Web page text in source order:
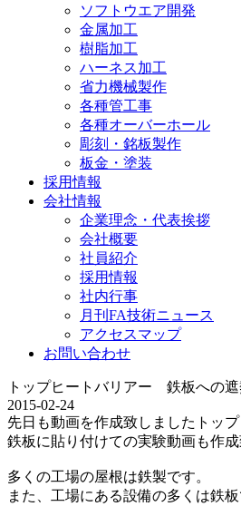
ソフトウエア開発
金属加工
樹脂加工
ハーネス加工
省力機械製作
各種管工事
各種オーバーホール
彫刻・銘板製作
板金・塗装
採用情報
会社情報
企業理念・代表挨拶
会社概要
社員紹介
採用情報
社内行事
月刊FA技術ニュース
アクセスマップ
お問い合わせ
トップヒートバリアー 鉄板への
2015-02-24
先日も動画を作成致しましたトッ
鉄板に貼り付けての実験動画も作成
多くの工場の屋根は鉄製です。
また、工場にある設備の多くは鉄板